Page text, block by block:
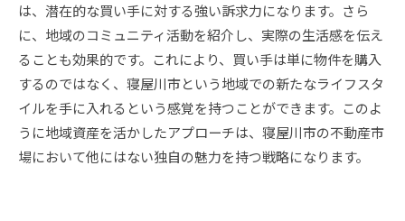
は、潜在的な買い手に対する強い訴求力になります。さら
に、地域のコミュニティ活動を紹介し、実際の生活感を伝え
ることも効果的です。これにより、買い手は単に物件を購入
するのではなく、寝屋川市という地域での新たなライフスタ
イルを手に入れるという感覚を持つことができます。このよ
うに地域資産を活かしたアプローチは、寝屋川市の不動産市
場において他にはない独自の魅力を持つ戦略になります。